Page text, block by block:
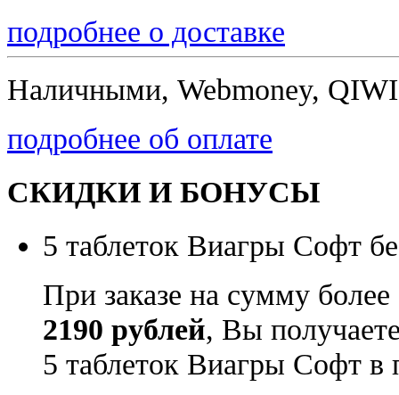
подробнее о доставке
Наличными, Webmoney,
подробнее об оплате
СКИДКИ И БОНУСЫ
5 таблеток Виагры Софт
При заказе на сумму более
2190 рублей, Вы
5 таблеток Виагры Софт в